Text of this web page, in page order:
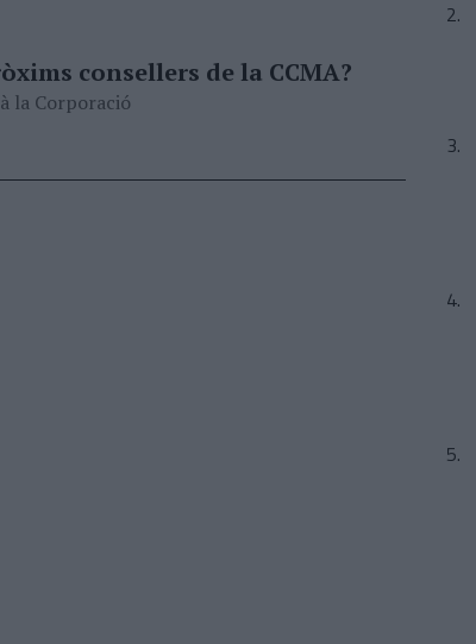
consellers de la CCMA?
la Corporació